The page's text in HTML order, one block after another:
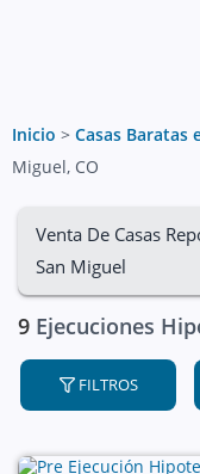
Inicio > Casas Baratas
Miguel, CO
Venta De Casas
San Miguel
9 Ejecuciones
FILTROS